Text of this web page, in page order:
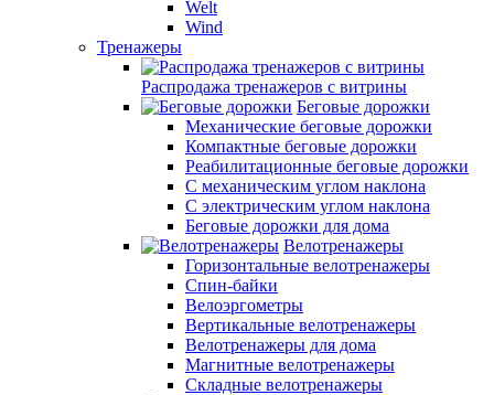
Welt
Wind
Тренажеры
Распродажа тренажеров с витрины
Беговые дорожки
Механические беговые дорожки
Компактные беговые дорожки
Реабилитационные беговые дорожки
С механическим углом наклона
С электрическим углом наклона
Беговые дорожки для дома
Велотренажеры
Горизонтальные велотренажеры
Спин-байки
Велоэргометры
Вертикальные велотренажеры
Велотренажеры для дома
Магнитные велотренажеры
Складные велотренажеры